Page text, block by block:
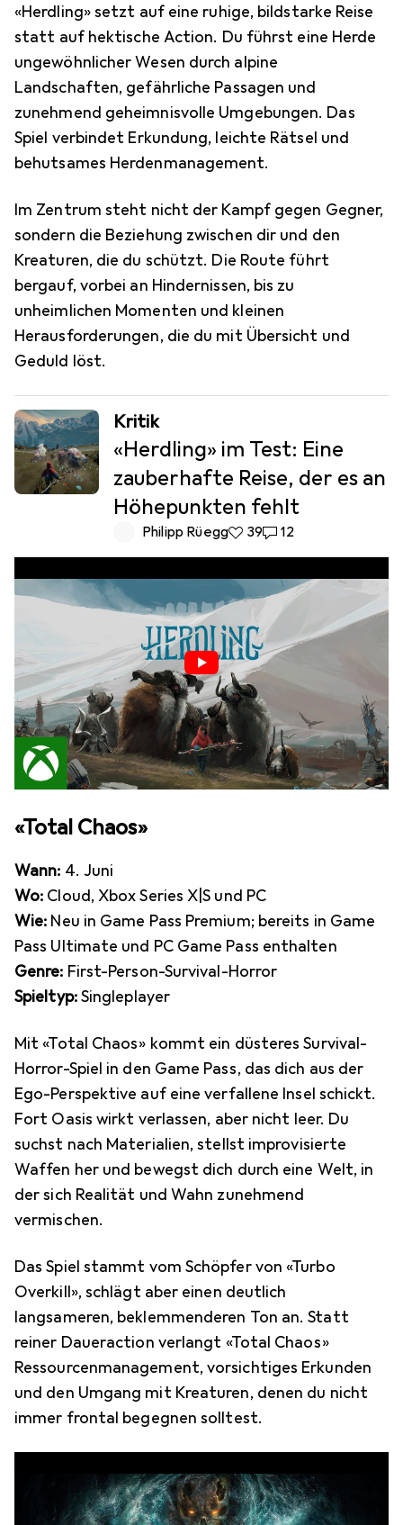
«Herdling» setzt auf eine ruhige, bildstarke Reise
statt auf hektische Action. Du führst eine Herde
ungewöhnlicher Wesen durch alpine
Landschaften, gefährliche Passagen und
zunehmend geheimnisvolle Umgebungen. Das
Spiel verbindet Erkundung, leichte Rätsel und
behutsames Herdenmanagement.
Im Zentrum steht nicht der Kampf gegen Gegner,
sondern die Beziehung zwischen dir und den
Kreaturen, die du schützt. Die Route führt
bergauf, vorbei an Hindernissen, bis zu
unheimlichen Momenten und kleinen
Herausforderungen, die du mit Übersicht und
Geduld löst.
Kritik
«Herdling» im Test: Eine
zauberhafte Reise, der es an
Höhepunkten fehlt
Philipp Rüegg39 Likes
3912 Kommentare
12
«Total Chaos»
Wann: 4. Juni
Wo: Cloud, Xbox Series X|S und PC
Wie: Neu in Game Pass Premium; bereits in Game
Pass Ultimate und PC Game Pass enthalten
Genre: First-Person-Survival-Horror
Spieltyp:Singleplayer
Mit «Total Chaos» kommt ein düsteres Survival-
Horror-Spiel in den Game Pass, das dich aus der
Ego-Perspektive auf eine verfallene Insel schickt.
Fort Oasis wirkt verlassen, aber nicht leer. Du
suchst nach Materialien, stellst improvisierte
Waffen her und bewegst dich durch eine Welt, in
der sich Realität und Wahn zunehmend
vermischen.
Das Spiel stammt vom Schöpfer von «Turbo
Overkill», schlägt aber einen deutlich
langsameren, beklemmenderen Ton an. Statt
reiner Daueraction verlangt «Total Chaos»
Ressourcenmanagement, vorsichtiges Erkunden
und den Umgang mit Kreaturen, denen du nicht
immer frontal begegnen solltest.